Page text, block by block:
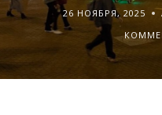
26 НОЯБРЯ, 2025